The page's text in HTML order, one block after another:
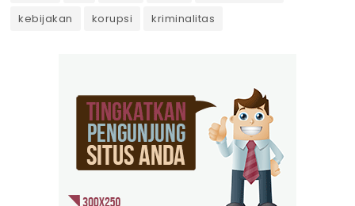
kebijakan
korupsi kriminalitas